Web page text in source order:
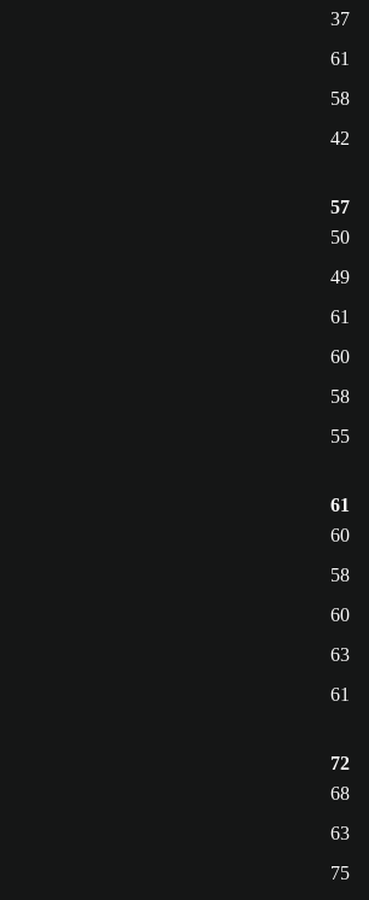
37
61
58
42
57
50
49
61
60
58
55
61
60
58
60
63
61
72
68
63
75